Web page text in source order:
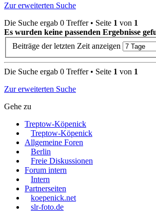
Zur erweiterten Suche
Die Suche ergab 0 Treffer • Seite 1 von 1
Es wurden keine passenden Ergebnisse
Beiträge der letzten Zeit anzeigen
Die Suche ergab 0 Treffer • Seite 1 von 1
Zur erweiterten Suche
Gehe zu
Treptow-Köpenick
Treptow-Köpenick
Allgemeine Foren
Berlin
Freie Diskussionen
Forum intern
Intern
Partnerseiten
koepenick.net
slr-foto.de